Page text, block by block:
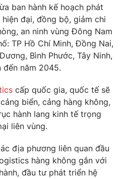
ban hành kế hoạch phát
đại, đồng bộ, giảm chi
an ninh vùng Đông Nam
TP Hồ Chí Minh, Đồng Nai,
Bình Phước, Tây Ninh,
đến năm 2045.
cấp quốc gia, quốc tế sẽ
biển, cảng hàng không,
hành lang kinh tế trọng
liên vùng.
địa phương liên quan đầu
hàng không gắn với
đầu tư phát triển hệ